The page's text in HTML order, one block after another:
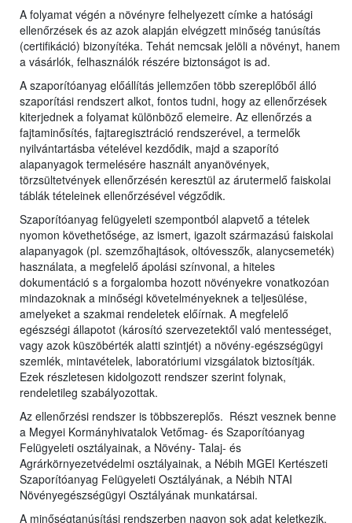
A folyamat végén a növényre felhelyezett címke a hatósági
ellenőrzések és az azok alapján elvégzett minőség tanúsítás
(certifikáció) bizonyítéka. Tehát nemcsak jelöli a növényt, hanem
a vásárlók, felhasználók részére biztonságot is ad.
A szaporítóanyag előállítás jellemzően több szereplőből álló
szaporítási rendszert alkot, fontos tudni, hogy az ellenőrzések
kiterjednek a folyamat különböző elemeire. Az ellenőrzés a
fajtaminősítés, fajtaregisztráció rendszerével, a termelők
nyilvántartásba vételével kezdődik, majd a szaporító
alapanyagok termelésére használt anyanövények,
törzsültetvények ellenőrzésén keresztül az árutermelő faiskolai
táblák tételeinek ellenőrzésével végződik.
Szaporítóanyag felügyeleti szempontból alapvető a tételek
nyomon követhetősége, az ismert, igazolt származású faiskolai
alapanyagok (pl. szemzőhajtások, oltóvesszők, alanycsemeték)
használata, a megfelelő ápolási színvonal, a hiteles
dokumentáció s a forgalomba hozott növényekre vonatkozóan
mindazoknak a minőségi követelményeknek a teljesülése,
amelyeket a szakmai rendeletek előírnak. A megfelelő
egészségi állapotot (károsító szervezetektől való mentességet,
vagy azok küszöbérték alatti szintjét) a növény-egészségügyi
szemlék, mintavételek, laboratóriumi vizsgálatok biztosítják.
Ezek részletesen kidolgozott rendszer szerint folynak,
rendeletileg szabályozottak.
Az ellenőrzési rendszer is többszereplős. Részt vesznek benne
a Megyei Kormányhivatalok Vetőmag- és Szaporítóanyag
Felügyeleti osztályainak, a Növény- Talaj- és
Agrárkörnyezetvédelmi osztályainak, a Nébih MGEI Kertészeti
Szaporítóanyag Felügyeleti Osztályának, a Nébih NTAI
Növényegészségügyi Osztályának munkatársai.
A minőségtanúsítási rendszerben nagyon sok adat keletkezik,